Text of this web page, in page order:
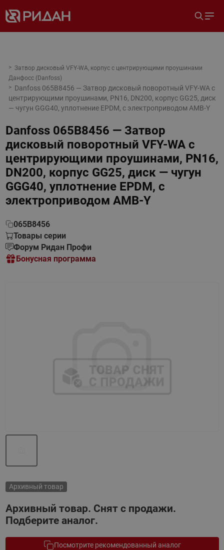
Затвор дисковый VFY-WA, корпус с центрирующими проушинами
Данфосс (Danfoss)
Danfoss 065B8456 — Затвор дисковый поворотный VFY-WA с
центрирующими проушинами, PN16, DN200, корпус GG25, диск
— чугун GGG40, уплотнение EPDM, с электроприводом AMB-Y
Danfoss 065B8456 — Затвор
дисковый поворотный VFY-WA с
центрирующими проушинами, PN16,
DN200, корпус GG25, диск — чугун
GGG40, уплотнение EPDM, с
электроприводом AMB-Y
065B8456
Товары серии
Форум Ридан Профи
Бонусная программа
Архивный товар
Архивный товар. Снят с продажи.
Подберите аналог.
Посмотрите рекомендованный аналог